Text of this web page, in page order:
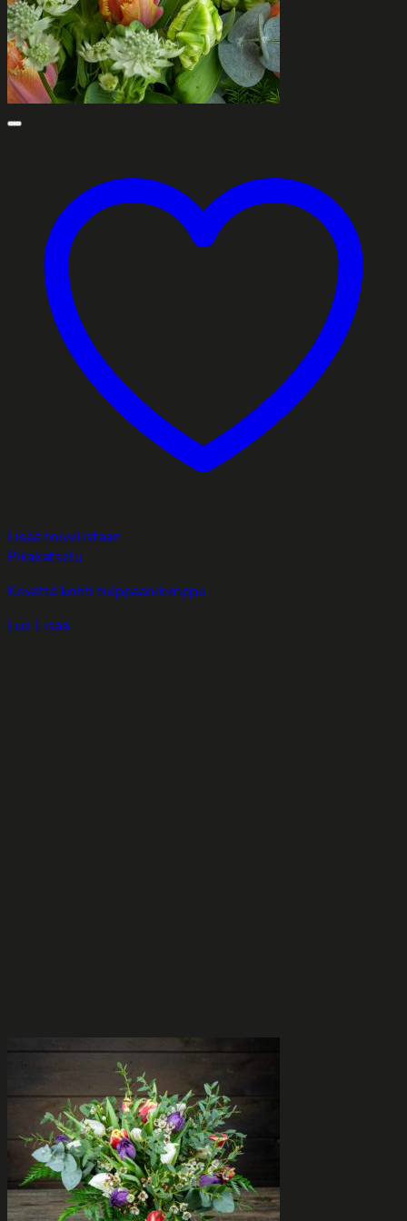
Lisää toivelistaan
Pikakatselu
Kevättä kohti tulppaanikimppu
Lue Lisää